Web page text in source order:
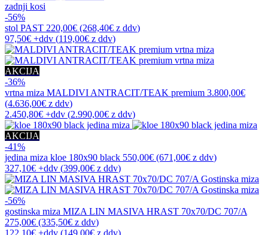
zadnji kosi
-56%
stol PAST 220,00€ (268,40€ z ddv)
97,50€ +ddv (119,00€ z ddv)
AKCIJA
-36%
vrtna miza MALDIVI ANTRACIT/TEAK premium 3.800,00€
(4.636,00€ z ddv)
2.450,80€ +ddv (2.990,00€ z ddv)
AKCIJA
-41%
jedina miza kloe 180x90 black 550,00€ (671,00€ z ddv)
327,10€ +ddv (399,00€ z ddv)
-56%
gostinska miza MIZA LIN MASIVA HRAST 70x70/DC 707/A
275,00€ (335,50€ z ddv)
122,10€ +ddv (149,00€ z ddv)